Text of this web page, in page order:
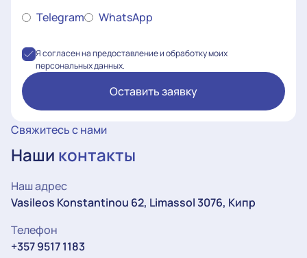
Свяжитесь с нами
Наши контакты
Наш адрес
Vasileos Konstantinou 62, Limassol 3076, Кипр
Телефон
+357 9517 1183
Telegram WhatsApp
Я согласен на предоставление и обработку моих
персональных данных.
Оставить заявку